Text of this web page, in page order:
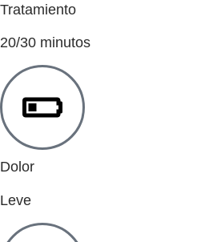
Tratamiento
20/30 minutos
Dolor
Leve